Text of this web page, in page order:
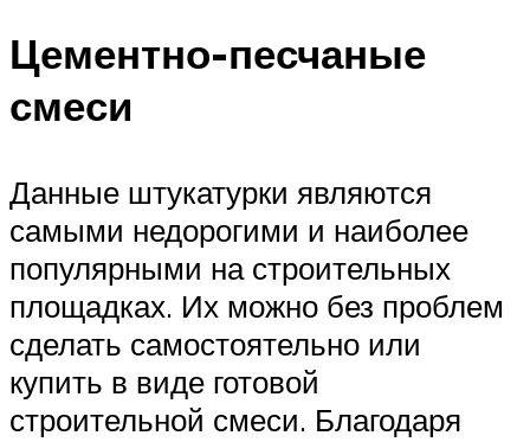
Цементно-песчаные
смеси
Данные штукатурки являются
самыми недорогими и наиболее
популярными на строительных
площадках. Их можно без проблем
сделать самостоятельно или
купить в виде готовой
строительной смеси. Благодаря